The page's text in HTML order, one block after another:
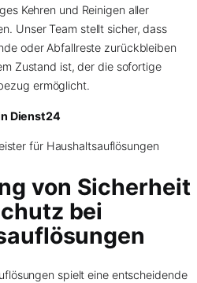
Kehren und Reinigen aller
Unser Team stellt sicher, dass
oder Abfallreste zurückbleiben
Zustand ist, der die sofortige
ermöglicht.
Dienst24
für Haushaltsauflösungen
von Sicherheit
bei
spielt eine entscheidende